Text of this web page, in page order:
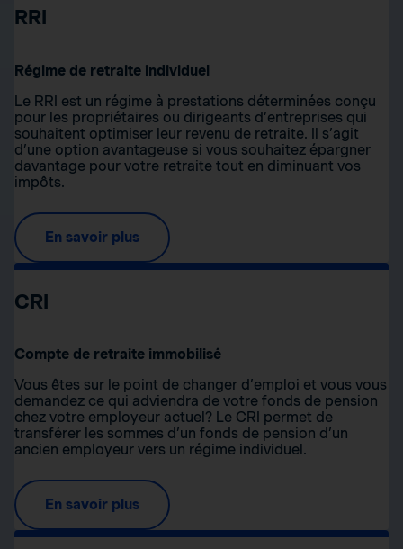
RRI
Régime de retraite individuel
Le RRI est un régime à prestations déterminées conçu
pour les propriétaires ou dirigeants d’entreprises qui
souhaitent optimiser leur revenu de retraite. Il s’agit
d’une option avantageuse si vous souhaitez épargner
davantage pour votre retraite tout en diminuant vos
impôts.
En savoir plus
CRI
Compte de retraite immobilisé
Vous êtes sur le point de changer d’emploi et vous vous
demandez ce qui adviendra de votre fonds de pension
chez votre employeur actuel? Le CRI permet de
transférer les sommes d’un fonds de pension d’un
ancien employeur vers un régime individuel.
En savoir plus